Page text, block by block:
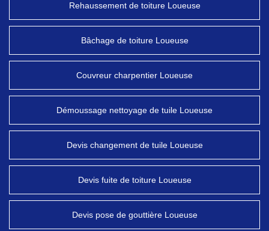
Rehaussement de toiture Loueuse
Bâchage de toiture Loueuse
Couvreur charpentier Loueuse
Démoussage nettoyage de tuile Loueuse
Devis changement de tuile Loueuse
Devis fuite de toiture Loueuse
Devis pose de gouttière Loueuse